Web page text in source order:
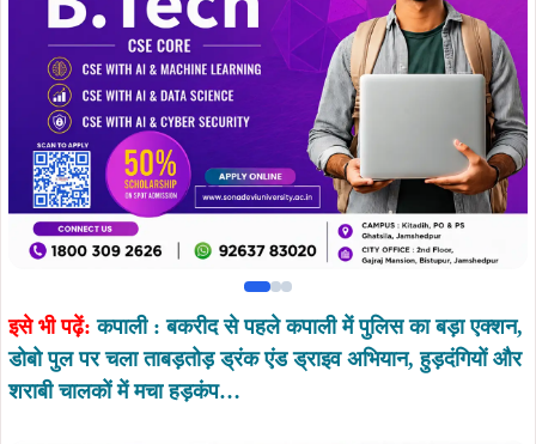
इसे भी पढ़ें:कपाली : बकरीद से पहले कपाली में पुलिस का बड़ा एक्शन,
डोबो पुल पर चला ताबड़तोड़ ड्रंक एंड ड्राइव अभियान, हुड़दंगियों और
शराबी चालकों में मचा हड़कंप…